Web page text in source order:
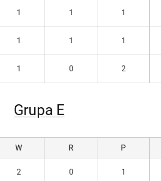
1 1 1
1 1 1
1 0 2
Grupa E
W R P
2 0 1